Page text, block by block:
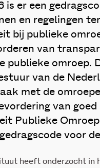
is er een
en regelingen
bij publieke
van
publieke omroep.
van de
met de
van
Publieke
voor
heeft onderzocht in